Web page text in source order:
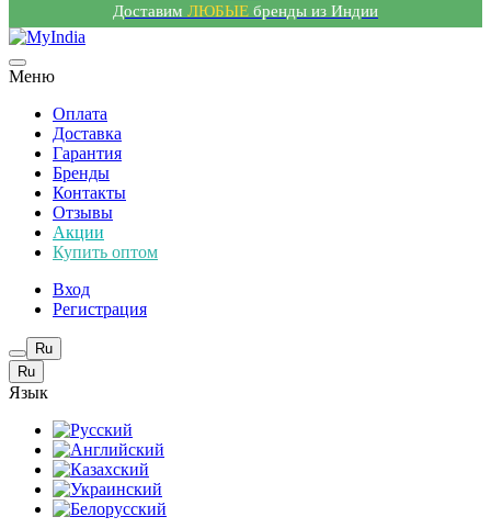
Доставим ЛЮБЫЕ бренды из Индии
Меню
Оплата
Доставка
Гарантия
Бренды
Контакты
Отзывы
Акции
Купить оптом
Вход
Регистрация
Ru
Ru
Язык